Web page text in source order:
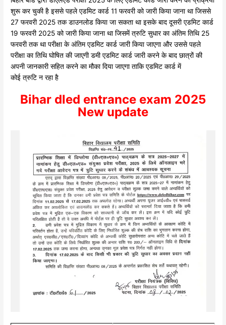
शुरू कर चुकी है इससे पहले एडमिट कार्ड 11 फरवरी को जारी किया जाना था जिससे
27 फरवरी 2025 तक डाउनलोड किया जा सकता था इसके बाद दूसरी एडमिट कार्ड
19 फरवरी 2025 को जारी किया जाना था जिसमें त्रुटि सुधार का अंतिम तिथि 25
फरवरी तक थापरीक्षा के अंतिम एडमिट कार्ड जारी किया जाएगा और उससे पहले
परीक्षा का तिथि घोषित की जाएगी डमी एडमिट कार्ड जारी करने के बाद छात्रों की
अपनी जानकारी सहित करने का मौका दिया जाएगा ताकि एडमिट कार्ड में
कोई त्रुटि न रहा है
Bihar dled entrance exam 2025
New update